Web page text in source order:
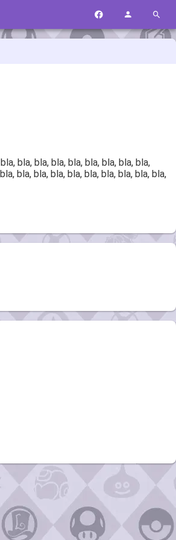
bla, bla, bla, bla, bla, bla, bla, bla,
bla, bla, bla, bla, bla, bla, bla, bla, bla,